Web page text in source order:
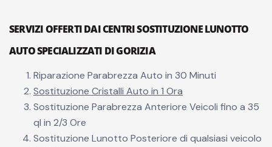
SERVIZI OFFERTI DAI CENTRI SOSTITUZIONE LUNOTTO
AUTO SPECIALIZZATI DI GORIZIA
Riparazione Parabrezza Auto in 30 Minuti
Sostituzione Cristalli Auto in 1 Ora
Sostituzione Parabrezza Anteriore Veicoli fino a 35
ql in 2/3 Ore
Sostituzione Lunotto Posteriore di qualsiasi veicolo